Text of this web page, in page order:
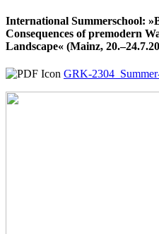
International Summerschool:
Consequences of premodern
Landscape« (Mainz,
GRK-